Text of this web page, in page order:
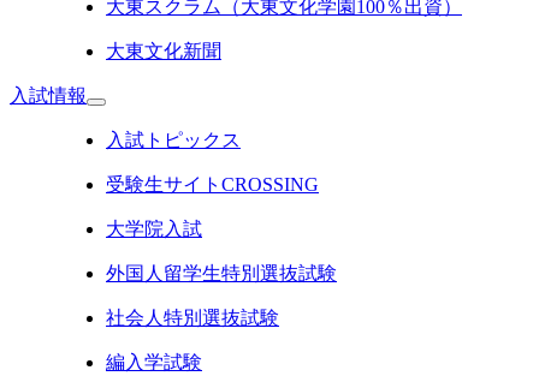
大東スクラム（大東文化学園100％出資）
大東文化新聞
入試情報
入試トピックス
受験生サイトCROSSING
大学院入試
外国人留学生特別選抜試験
社会人特別選抜試験
編入学試験